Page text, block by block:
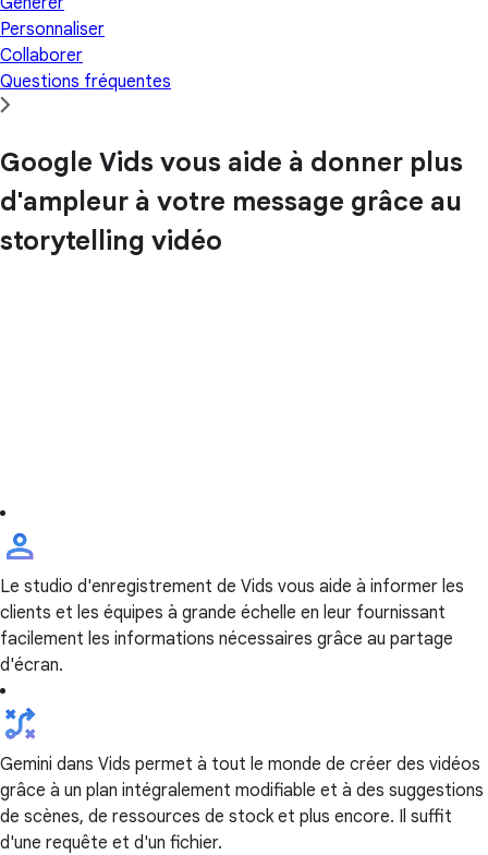
Personnaliser
Collaborer
Questions fréquentes
Google Vids vous aide à donner plus
d'ampleur à votre message grâce au
storytelling vidéo
Le studio d'enregistrement de Vids vous aide à informer les
clients et les équipes à grande échelle en leur fournissant
facilement les informations nécessaires grâce au partage
d'écran.
Gemini dans Vids permet à tout le monde de créer des vidéos
grâce à un plan intégralement modifiable et à des suggestions
de scènes, de ressources de stock et plus encore. Il suffit
d'une requête et d'un fichier.